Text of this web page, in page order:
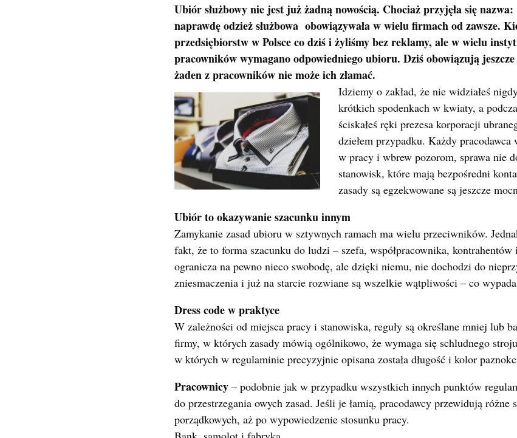
Ubiór służbowy nie jest już żadną nowością. Chociaż przyjęła się
naprawdę odzież służbowa obowiązywała w wielu firmach od zawsze.
przedsiębiorstw w Polsce co dziś i żyliśmy bez reklamy, ale w wielu
pracowników wymagano odpowiedniego ubioru. Dziś obowiązują
żaden z pracowników nie może ich złamać.
Idziemy o zakład, że nie widziałeś
krótkich spodenkach w kwiaty, a
ściskałeś ręki prezesa korporacji
dziełem przypadku. Każdy
w pracy i wbrew pozorom, sprawa nie
stanowisk, które mają bezpośredni
zasady są egzekwowane są jeszcze
Ubiór to okazywanie szacunku innym
Zamykanie zasad ubioru w sztywnych ramach ma wielu przeciwników.
fakt, że to forma szacunku do ludzi – szefa, współpracownika,
ogranicza na pewno nieco swobodę, ale dzięki niemu, nie dochodzi do
zniesmaczenia i już na starcie rozwiane są wszelkie wątpliwości – co
Dress code w praktyce
W zależności od miejsca pracy i stanowiska, reguły są określane mniej lub
firmy, w których zasady mówią ogólnikowo, że wymaga się schludnego
w których w regulaminie precyzyjnie opisana została długość i kolor
Pracownicy – podobnie jak w przypadku wszystkich innych punktów
do przestrzegania owych zasad. Jeśli je łamią, pracodawcy przewidują różne
porządkowych, aż po wypowiedzenie stosunku pracy.